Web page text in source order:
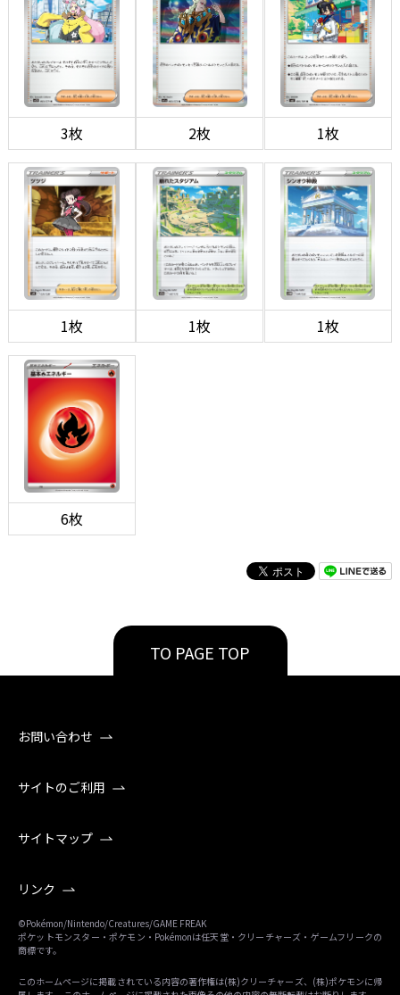
3枚 2枚 1枚
1枚 1枚 1枚
6枚
TO PAGE TOP
お問い合わせ
サイトのご利用
サイトマップ
リンク
©Pokémon/Nintendo/Creatures/GAME FREAK
ポケットモンスター・ポケモン・Pokémonは任天堂・クリーチャーズ・ゲームフリークの
商標です。
このホームページに掲載されている内容の著作権は(株)クリーチャーズ、(株)ポケモンに帰